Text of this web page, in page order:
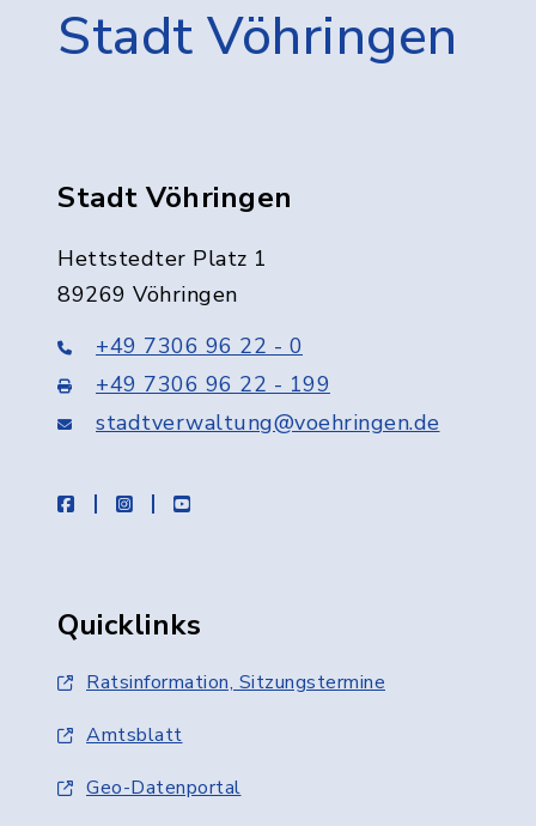
Stadt Vöhringen
Stadt Vöhringen
Hettstedter Platz 1
89269 Vöhringen
+49 7306 96 22 - 0
+49 7306 96 22 - 199
stadtverwaltung@voehringen.de
facebookinstagramyoutube
Quicklinks
Ratsinformation, Sitzungstermine
Amtsblatt
Geo-Datenportal